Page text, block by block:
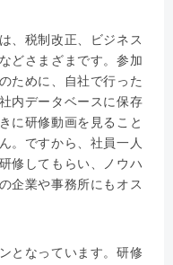
、税制改正、ビジネス
どさまざまです。参加
ために、自社で行った
内データベースに保存
に研修動画を見ること
。ですから、社員一人
修してもらい、ノウハ
企業や事務所にもオス
となっています。研修